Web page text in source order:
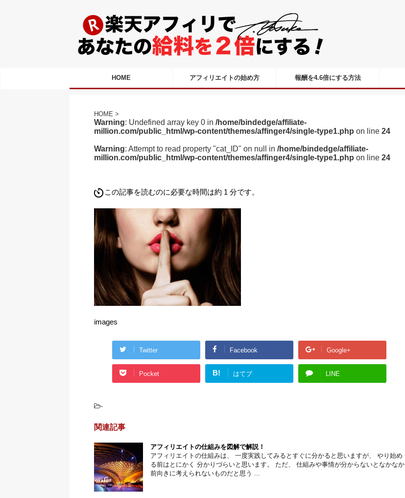
HOME アフィリエイトの始め方 報酬を4.6倍にする方法
HOME >
Warning: Undefined array key 0 in /home/bindedge/affiliate-
million.com/public_html/wp-content/themes/affinger4/single-type1.php on line 24
Warning: Attempt to read property "cat_ID" on null in /home/bindedge/affiliate-
million.com/public_html/wp-content/themes/affinger4/single-type1.php on line 24
この記事を読むのに必要な時間は約 1 分です。
images
Twitter Facebook Google+
Pocket B! はてブ LINE
-
関連記事
アフィリエイトの仕組みを図解で解説！
アフィリエイトの仕組みは、 一度実践してみるとすぐに分かると思いますが、 やり始め
る前はとにかく 分かりづらいと思います。 ただ、 仕組みや事情が分からないとなかなか
前向きに考えられないものだと思う ...